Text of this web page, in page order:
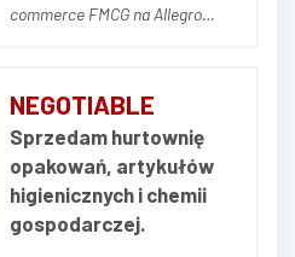
commerce FMCG na Allegro
biznes e-commerce — sprzedaż
artykułów spożywczych (FMCG)
na Allegro, oparty o BaseLinker i
własne oprogramowanie do
zarządzania sprzedażą. Bizne...
NEGOTIABLE
Sprzedam hurtownię
opakowań, artykułów
higienicznych i chemii
gospodarczej.